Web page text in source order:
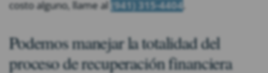
costo alguno, llame al (941) 315-4404
Podemos manejar la totalidad del
proceso de recuperación financiera